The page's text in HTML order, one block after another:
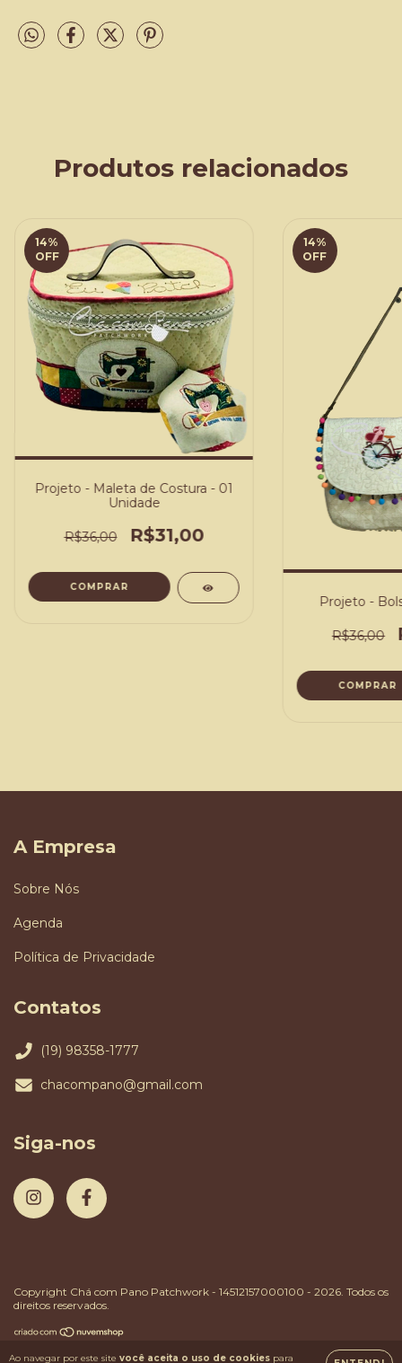
Ao navegar por este site você aceita o uso de cookies para
Produtos relacionados
14%
OFF
Projeto - Maleta de Costura - 01
Unidade
R$36,00 R$31,00
COMPRAR
14%
OFF
Projeto -
R$36,00
COMPRAR
A Empresa
Sobre Nós
Agenda
Política de Privacidade
Contatos
(19) 98358-1777
chacompano@gmail.com
Siga-nos
Copyright Chá com Pano Patchwork - 14512157000100 - 2026. Todos os
direitos reservados.